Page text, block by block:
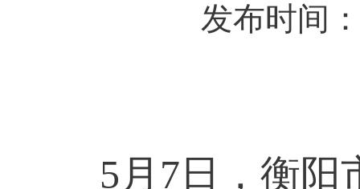
发布时间
5月7日，衡阳